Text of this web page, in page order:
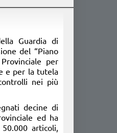
Guardia di
del “Piano
per
e per la tutela
nei più
decine di
ed ha
articoli,